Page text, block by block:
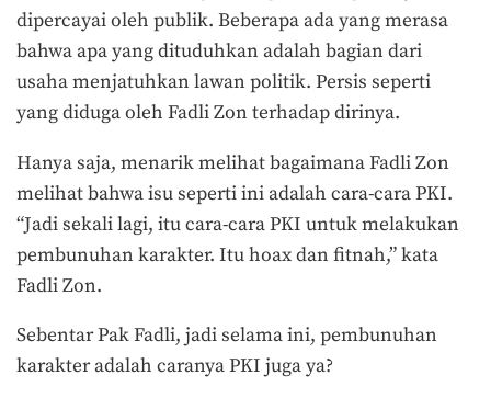
dipercayai oleh publik. Beberapa ada yang merasa
bahwa apa yang dituduhkan adalah bagian dari
usaha menjatuhkan lawan politik. Persis seperti
yang diduga oleh Fadli Zon terhadap dirinya.
Hanya saja, menarik melihat bagaimana Fadli Zon
melihat bahwa isu seperti ini adalah cara-cara PKI.
“Jadi sekali lagi, itu cara-cara PKI untuk melakukan
pembunuhan karakter. Itu hoax dan fitnah,” kata
Fadli Zon.
Sebentar Pak Fadli, jadi selama ini, pembunuhan
karakter adalah caranya PKI juga ya?